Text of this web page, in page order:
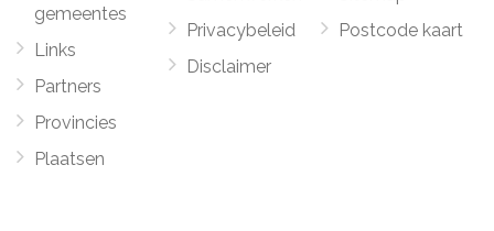
gemeentes
Links
Partners
Provincies
Plaatsen
Privacybeleid
Disclaimer
Postcode kaart